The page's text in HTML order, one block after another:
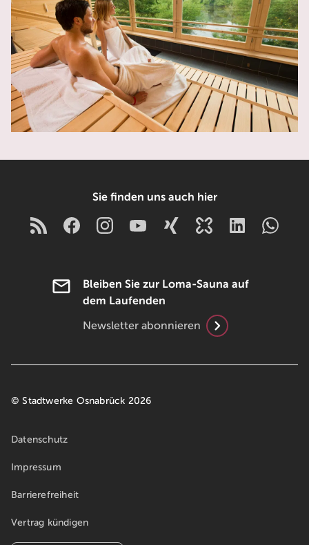
Sie finden uns auch hier
Bleiben Sie zur Loma-Sauna auf
dem Laufenden
Newsletter abonnieren
© Stadtwerke Osnabrück 2026
Datenschutz
Impressum
Barrierefreiheit
Vertrag kündigen